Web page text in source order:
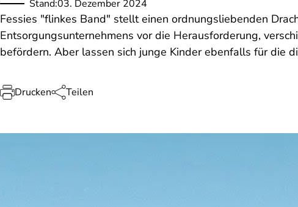
Stand:03. Dezember 2024
Fessies "flinkes Band" stellt einen ordnungsliebenden
Entsorgungsunternehmens vor die Herausforderung,
befördern. Aber lassen sich junge Kinder ebenfalls für die
Drucken Teilen